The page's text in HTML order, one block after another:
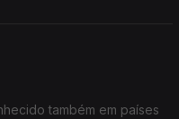
também em países